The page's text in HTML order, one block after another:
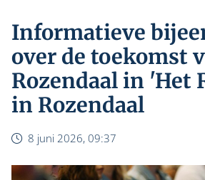
Informatieve
over de toekomst
Rozendaal in 'Het
in Rozendaal
8 juni 2026, 09:37